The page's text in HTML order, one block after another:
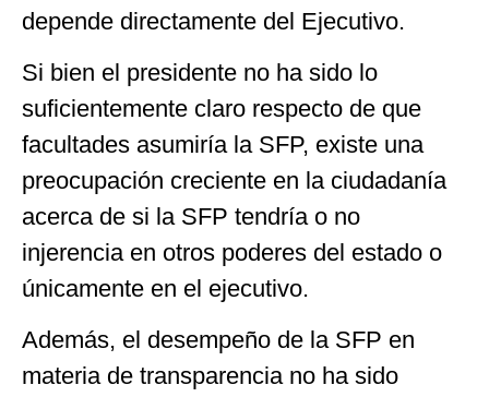
depende directamente del Ejecutivo.
Si bien el presidente no ha sido lo
suficientemente claro respecto de que
facultades asumiría la SFP, existe una
preocupación creciente en la ciudadanía
acerca de si la SFP tendría o no
injerencia en otros poderes del estado o
únicamente en el ejecutivo.
Además, el desempeño de la SFP en
materia de transparencia no ha sido